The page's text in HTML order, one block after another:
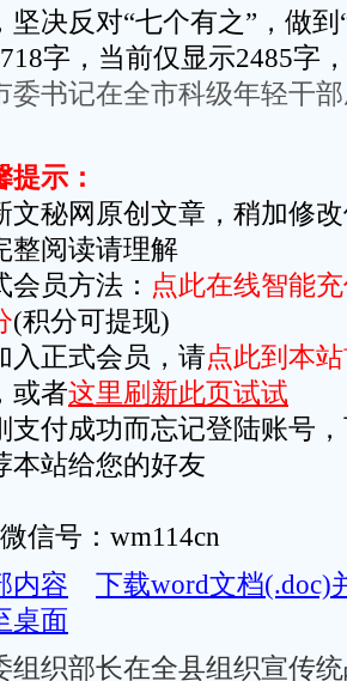
坚决反对“七个有之”，做
字，当前仅显示2485字
委书记在全市科级年轻干
示：
秘网原创文章，稍加修改
整阅读请理解
员方法： 点此在线智能
(积分可提现)
正式会员，请点此到本
或者这里刷新此页试试
付成功而忘记登陆账号，
本站给您的好友
号：wm114cn
内容
下载word文档(.doc)
桌面
组织部长在全县组织宣传